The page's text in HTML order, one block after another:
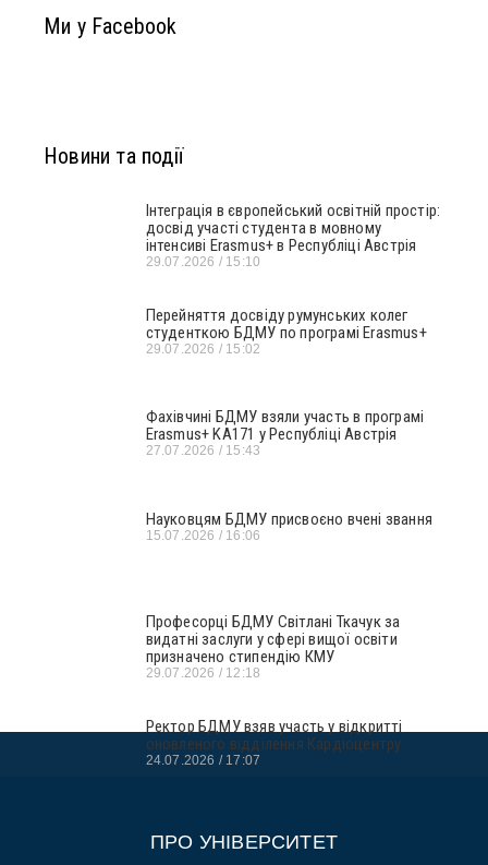
Ми у Facebook
Новини та події
Інтеграція в європейський освітній простір:
досвід участі студента в мовному
інтенсиві Erasmus+ в Республіці Австрія
29.07.2026 15:10
Перейняття досвіду румунських колег
студенткою БДМУ по програмі Erasmus+
29.07.2026 15:02
Фахівчині БДМУ взяли участь в програмі
Erasmus+ KA171 у Республіці Австрія
27.07.2026 15:43
Науковцям БДМУ присвоєно вчені звання
15.07.2026 16:06
Професорці БДМУ Світлані Ткачук за
видатні заслуги у сфері вищої освіти
призначено стипендію КМУ
29.07.2026 12:18
Ректор БДМУ взяв участь у відкритті
оновленого відділення Кардіоцентру
24.07.2026 17:07
ПРО УНІВЕРСИТЕТ